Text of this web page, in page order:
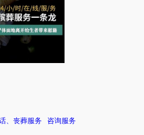
、丧葬服务 咨询服务